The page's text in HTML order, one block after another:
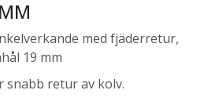
med fjäderretur,
19 mm
retur av kolv.